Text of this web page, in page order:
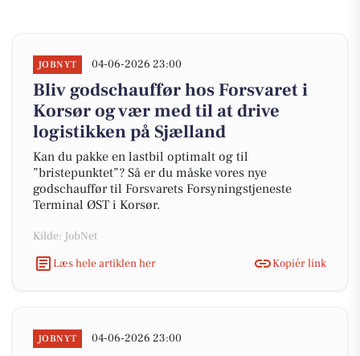
JOBNYT 04-06-2026 23:00
Bliv godschauffør hos Forsvaret i
Korsør og vær med til at drive
logistikken på Sjælland
Kan du pakke en lastbil optimalt og til
”bristepunktet”? Så er du måske vores nye
godschauffør til Forsvarets Forsyningstjeneste
Terminal ØST i Korsør.
Kilde: JobNet
Læs hele artiklen her
Kopiér link
JOBNYT 04-06-2026 23:00